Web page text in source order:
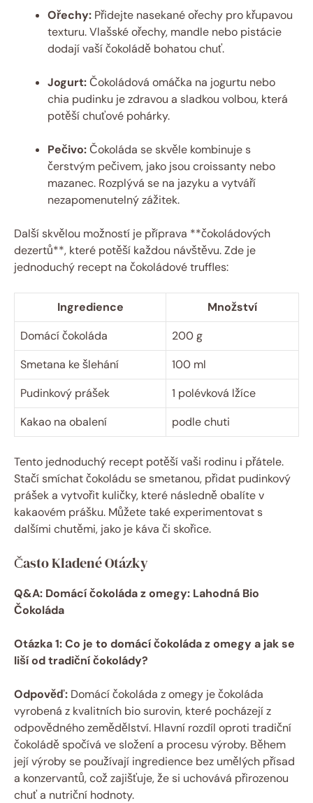
Ořechy: Přidejte nasekané ořechy pro křupavou
texturu. Vlašské ořechy, mandle nebo pistácie
dodají vaší čokoládě bohatou chuť.
Jogurt:Čokoládová omáčka na jogurtu nebo
chia pudinku je zdravou a sladkou volbou, která
potěší chuťové pohárky.
Pečivo:Čokoláda se skvěle kombinuje s
čerstvým pečivem, jako jsou croissanty nebo
mazanec. Rozplývá se na jazyku a vytváří
nezapomenutelný zážitek.
Další skvělou možností je příprava **čokoládových
dezertů**, které potěší každou návštěvu. Zde je
jednoduchý recept na čokoládové truffles:
Ingredience
Množství
Domácí čokoláda
200 g
Smetana ke šlehání
100 ml
Pudinkový prášek
1 polévková lžíce
Kakao na obalení
podle chuti
Tento jednoduchý recept potěší vaši rodinu i přátele.
Stačí smíchat čokoládu se smetanou, přidat pudinkový
prášek a vytvořit kuličky, které následně obalíte v
kakaovém prášku. Můžete také experimentovat s
dalšími chutěmi, jako je káva či skořice.
Často Kladené Otázky
Q&A: Domácí čokoláda z omegy: Lahodná Bio
Čokoláda
Otázka 1: Co je to domácí čokoláda z omegy a jak se
liší od tradiční čokolády?
Odpověď: Domácí čokoláda z omegy je čokoláda
vyrobená z kvalitních bio surovin, které pocházejí z
odpovědného zemědělství. Hlavní rozdíl oproti tradiční
čokoládě spočívá ve složení a procesu výroby. Během
její výroby se používají ingredience bez umělých přísad
a konzervantů, což zajišťuje, že si uchovává přirozenou
chuť a nutriční hodnoty.